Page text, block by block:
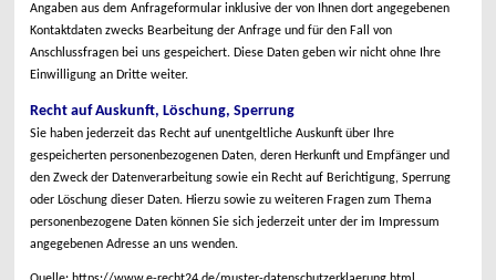
Angaben aus dem Anfrageformular inklusive der von Ihnen dort angegebenen
Kontaktdaten zwecks Bearbeitung der Anfrage und für den Fall von
Anschlussfragen bei uns gespeichert. Diese Daten geben wir nicht ohne Ihre
Einwilligung an Dritte weiter.
Recht auf Auskunft, Löschung, Sperrung
Sie haben jederzeit das Recht auf unentgeltliche Auskunft über Ihre
gespeicherten personenbezogenen Daten, deren Herkunft und Empfänger und
den Zweck der Datenverarbeitung sowie ein Recht auf Berichtigung, Sperrung
oder Löschung dieser Daten. Hierzu sowie zu weiteren Fragen zum Thema
personenbezogene Daten können Sie sich jederzeit unter der im Impressum
angegebenen Adresse an uns wenden.